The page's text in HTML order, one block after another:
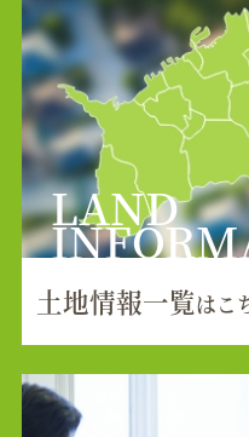
LAND
土地情報一覧はこ